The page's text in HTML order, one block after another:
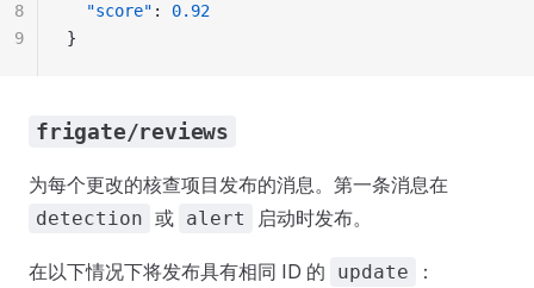
  "score"
: 0.92
}
8
9
frigate/reviews
为每个更改的核查项目发布的消息。第一条消息在
detection 或 alert 启动时发布。
在以下情况下将发布具有相同 ID 的 update ：